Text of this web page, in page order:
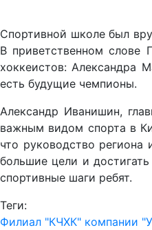
Спортивной школе был
В приветственном слове
хоккеистов: Александра
есть будущие чемпионы.
Александр Иванишин,
важным видом спорта в
что руководство
большие цели и
спортивные шаги ребят.
Теги:
Филиал "КЧХК" компании